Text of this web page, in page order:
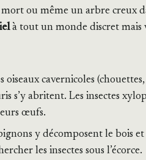
ou même un arbre creux
à tout un monde discret mais
oiseaux cavernicoles
s’y abritent. Les insectes
œufs.
y décomposent le bois
les insectes sous l’écorce.